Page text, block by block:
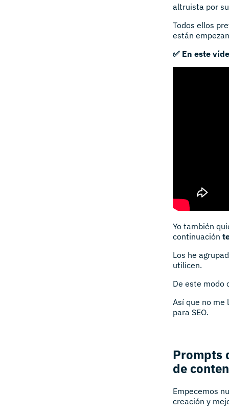
altruista por
Todos ellos
están
✅ En este
Yo también
continuación
Los he
utilicen.
De este modo
Así que no me
para SEO.
Prompts
de
Empecemos
creación y